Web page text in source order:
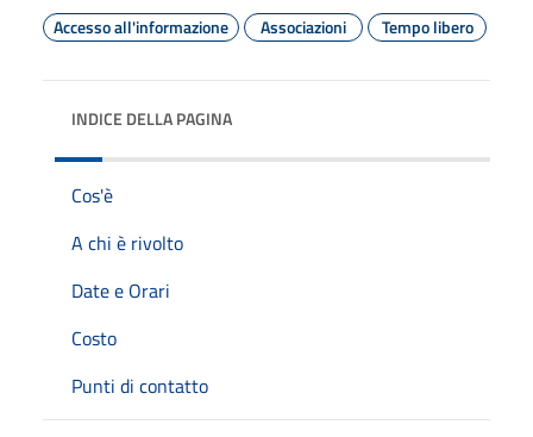
Accesso all'informazione
Associazioni Tempo libero
INDICE DELLA PAGINA
Cos'è
A chi è rivolto
Date e Orari
Costo
Punti di contatto